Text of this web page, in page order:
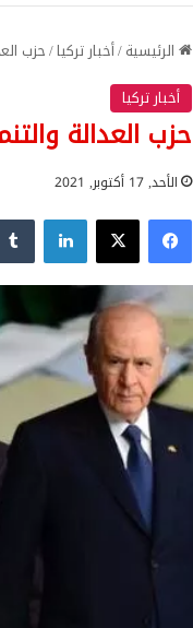
الرئيسية/أخبار تركيا/حزب
أخبار تركيا
حزب العدالة
الأحد, 17 أكتوبر, 2021
فيسبوك‫X لينكدإن